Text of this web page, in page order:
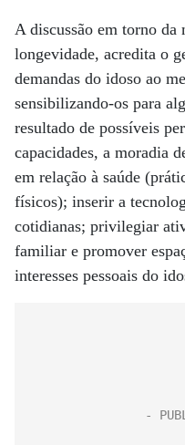
A discussão em torno da
longevidade, acredita o
demandas do idoso ao
sensibilizando-os para
resultado de possíveis
capacidades, a moradia
em relação à saúde
físicos); inserir a
cotidianas; privilegiar
familiar e promover
interesses pessoais do